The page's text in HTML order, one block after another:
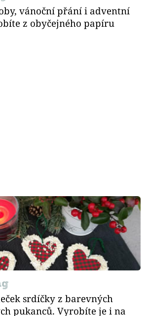
vánoční přání i adventní
z obyčejného papíru
srdíčky z barevných
pukanců. Vyrobíte je i na